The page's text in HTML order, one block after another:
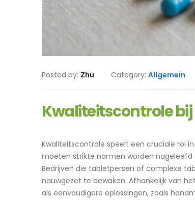
Posted by: Zhu Category: Allgemein
Kwaliteitscontrole
Kwaliteitscontrole speelt een cruciale rol
moeten strikte normen worden
Bedrijven die tabletpersen of complexe
nauwgezet te bewaken. Afhankelijk van
als eenvoudigere oplossingen, zoals